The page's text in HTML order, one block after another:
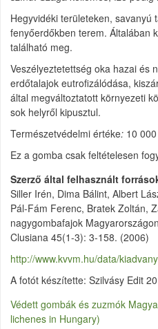
Hegyvidéki területeken, savanyú
fenyőerdőkben terem. Általában
található meg.
Veszélyeztetettség oka hazai és
erdőtalajok eutrofizálódása,
által megváltoztatott környezeti
sok helyről kipusztul.
Természetvédelmi értéke: 10
Ez a gomba csak feltételesen
Szerző által felhasznált
Siller Irén, Dima Bálint, Albert
Pál-Fám Ferenc, Bratek Zoltán,
nagygombafajok
Clusiana 45(1-3): 3-158. (2006)
http://www.kvvm.hu/data/
A fotót készítette: Szilvásy Edit
Védett gombák és zuzmók
lichenes in Hungary)